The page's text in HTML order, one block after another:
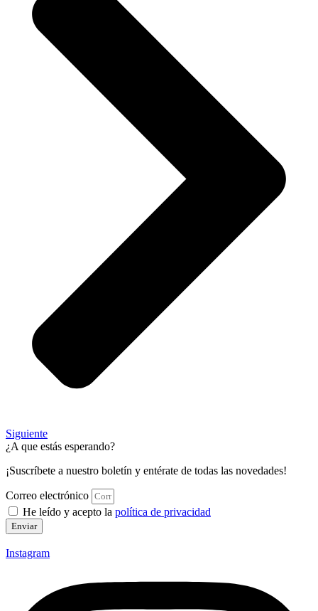
Siguiente
¿A que estás esperando?
¡Suscríbete a nuestro boletín y entérate de todas las novedades!
Correo electrónico
He leído y acepto la política de privacidad
Enviar
Instagram